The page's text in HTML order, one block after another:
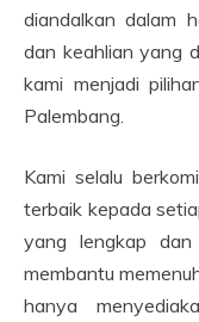
diandalkan dalam
dan keahlian yang
kami menjadi
Palembang.
Kami selalu
terbaik kepada
yang lengkap
membantu
hanya